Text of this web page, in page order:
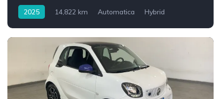
2025 14,822 km Automatica Hybrid